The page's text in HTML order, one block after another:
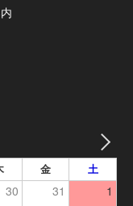
金 土
30 31 1